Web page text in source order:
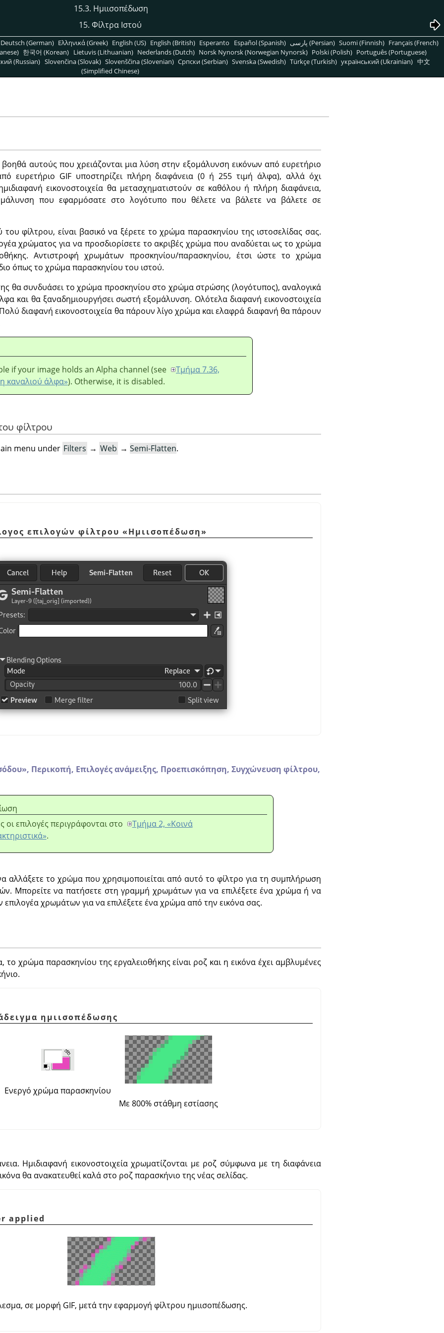
15.3. Ημιισοπέδωση
15. Φίλτρα Ιστού
Deutsch (German) Ελληνικά (Greek) English (US) English (British) Esperanto Español (Spanish) پارسی (Persian) Suomi (Finnish) Français (French)
한국어 (Korean) Lietuvis (Lithuanian) Nederlands (Dutch) Norsk Nynorsk (Norwegian Nynorsk) Polski (Polish) Português (Portuguese)
(Russian) Slovenčina (Slovak) Slovenščina (Slovenian) Српски (Serbian) Svenska (Swedish) Türkçe (Turkish) український (Ukrainian) 中文
(Simplified Chinese)
αυτούς που χρειάζονται μια λύση στην εξομάλυνση εικόνων από ευρετήριο
ευρετήριο GIF υποστηρίζει πλήρη διαφάνεια (0 ή 255 τιμή άλφα), αλλά όχι
εικονοστοιχεία θα μετασχηματιστούν σε καθόλου ή πλήρη διαφάνεια,
που εφαρμόσατε στο λογότυπο που θέλετε να βάλετε να βάλετε σε
φίλτρου, είναι βασικό να ξέρετε το χρώμα παρασκηνίου της ιστοσελίδας σας.
χρώματος για να προσδιορίσετε το ακριβές χρώμα που αναδύεται ως το χρώμα
Αντιστροφή χρωμάτων προσκηνίου/παρασκηνίου, έτσι ώστε το χρώμα
όπως το χρώμα παρασκηνίου του ιστού.
θα συνδυάσει το χρώμα προσκηνίου στο χρώμα στρώσης (λογότυπος), αναλογικά
και θα ξαναδημιουργήσει σωστή εξομάλυνση. Ολότελα διαφανή εικονοστοιχεία
διαφανή εικονοστοιχεία θα πάρουν λίγο χρώμα και ελαφρά διαφανή θα πάρουν
if your image holds an Alpha channel (see
Τμήμα 7.36,
καναλιού άλφα»). Otherwise, it is disabled.
φίλτρου
menu under Filters → Web → Semi-Flatten.
επιλογών φίλτρου «Ημιισοπέδωση»
», Περικοπή, Επιλογές ανάμειξης, Προεπισκόπηση, Συγχώνευση φίλτρου,
οι επιλογές περιγράφονται στο
Τμήμα 2, «Κοινά
.
αλλάξετε το χρώμα που χρησιμοποιείται από αυτό το φίλτρο για τη συμπλήρωση
Μπορείτε να πατήσετε στη γραμμή χρωμάτων για να επιλέξετε ένα χρώμα ή να
επιλογέα χρωμάτων για να επιλέξετε ένα χρώμα από την εικόνα σας.
χρώμα παρασκηνίου της εργαλειοθήκης είναι ροζ και η εικόνα έχει αμβλυμένες
ημιισοπέδωσης
Ενεργό χρώμα παρασκηνίου
Με 800% στάθμη εστίασης
Ημιδιαφανή εικονοστοιχεία χρωματίζονται με ροζ σύμφωνα με τη διαφάνεια
θα ανακατευθεί καλά στο ροζ παρασκήνιο της νέας σελίδας.
applied
σε μορφή GIF, μετά την εφαρμογή φίλτρου ημιισοπέδωσης.